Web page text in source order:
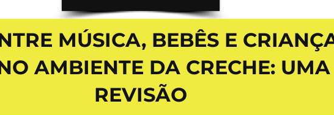
MÚSICA, BEBÊS E
AMBIENTE DA CRECHE:
REVISÃO